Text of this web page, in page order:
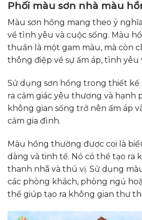
Phối màu sơn nhà màu
Màu sơn hồng mang theo ý
về tình yêu và cuộc sống. Màu
thuần là một gam màu, mà còn
thông điệp về sự ấm áp, tình yêu
Sử dụng sơn hồng trong thiết kế
ra cảm giác yêu thương và hạnh
không gian sống trở nên ấm áp
cảm gia đình.
Màu hồng thường được coi là
dàng và tinh tế. Nó có thể tạo ra
thanh nhã và thú vị. Sử dụng
các phòng khách, phòng ngủ
thể giúp tạo ra không gian thư